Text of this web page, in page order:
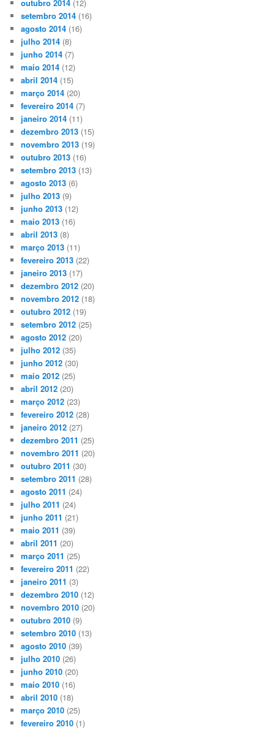
outubro 2014 (12)
setembro 2014 (16)
agosto 2014 (16)
julho 2014 (8)
junho 2014 (7)
maio 2014 (12)
abril 2014 (15)
março 2014 (20)
fevereiro 2014 (7)
janeiro 2014 (11)
dezembro 2013 (15)
novembro 2013 (19)
outubro 2013 (16)
setembro 2013 (13)
agosto 2013 (6)
julho 2013 (9)
junho 2013 (12)
maio 2013 (16)
abril 2013 (8)
março 2013 (11)
fevereiro 2013 (22)
janeiro 2013 (17)
dezembro 2012 (20)
novembro 2012 (18)
outubro 2012 (19)
setembro 2012 (25)
agosto 2012 (20)
julho 2012 (35)
junho 2012 (30)
maio 2012 (25)
abril 2012 (20)
março 2012 (23)
fevereiro 2012 (28)
janeiro 2012 (27)
dezembro 2011 (25)
novembro 2011 (20)
outubro 2011 (30)
setembro 2011 (28)
agosto 2011 (24)
julho 2011 (24)
junho 2011 (21)
maio 2011 (39)
abril 2011 (20)
março 2011 (25)
fevereiro 2011 (22)
janeiro 2011 (3)
dezembro 2010 (12)
novembro 2010 (20)
outubro 2010 (9)
setembro 2010 (13)
agosto 2010 (39)
julho 2010 (26)
junho 2010 (20)
maio 2010 (16)
abril 2010 (18)
março 2010 (25)
fevereiro 2010 (1)